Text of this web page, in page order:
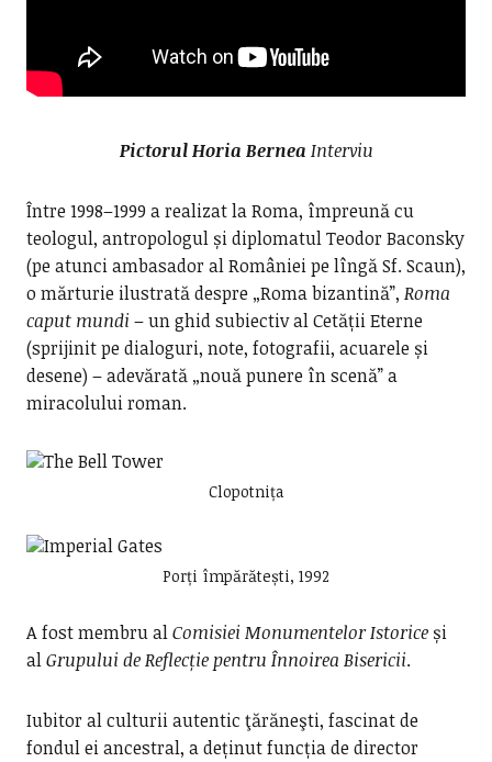
Pictorul Horia Bernea Interviu
Între 1998–1999 a realizat la Roma, împreună cu
teologul, antropologul și diplomatul Teodor Baconsky
(pe atunci ambasador al României pe lîngă Sf. Scaun),
o mărturie ilustrată despre „Roma bizantină”, Roma
caput mundi – un ghid subiectiv al Cetății Eterne
(sprijinit pe dialoguri, note, fotografii, acuarele și
desene) – adevărată „nouă punere în scenă” a
miracolului roman.
Clopotnița
Porți împărătești, 1992
A fost membru alComisiei Monumentelor Istoriceși
alGrupului de Reflecție pentru Înnoirea Bisericii.
Iubitor al culturii autentic ţărăneşti, fascinat de
fondul ei ancestral, a deținut funcția de director